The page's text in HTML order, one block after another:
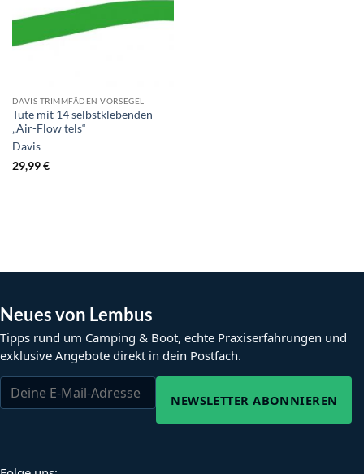
DAVIS TRIMMFÄDEN VORSEGEL
Tüte mit 14 selbstklebenden
„Air-Flow tels“
Davis
29,99€
Neues von Lembus
Tipps rund um Camping & Boot, echte Praxiserfahrungen und
exklusive Angebote direkt in dein Postfach.
NEWSLETTER ABONNIEREN